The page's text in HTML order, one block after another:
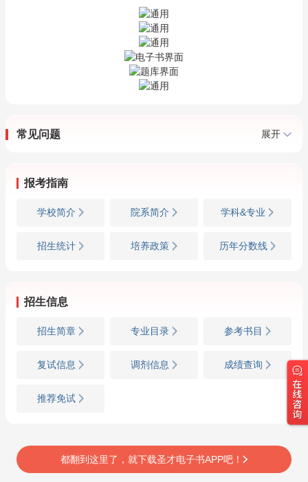
常见问题 展开
报考指南
学校简介 院系简介 学科&专业
招生统计 培养政策 历年分数线
招生信息
招生简章 专业目录 参考书目
复试信息 调剂信息 成绩查询
推荐免试
都翻到这里了，就下载圣才电子书APP吧！